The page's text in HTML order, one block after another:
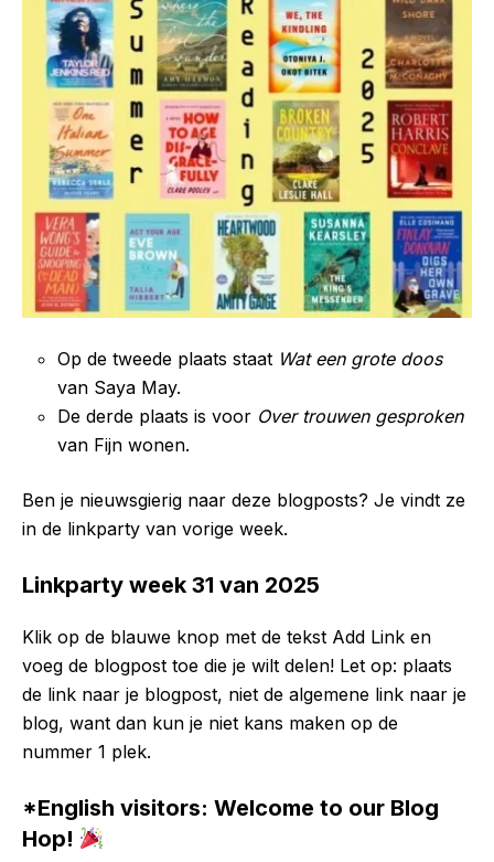
Op de tweede plaats staat Wat een grote doos
van Saya May.
De derde plaats is voor Over trouwen gesproken
van Fijn wonen.
Ben je nieuwsgierig naar deze blogposts? Je vindt ze
in de linkparty van vorige week.
Linkparty week 31 van 2025
Klik op de blauwe knop met de tekst Add Link en
voeg de blogpost toe die je wilt delen! Let op: plaats
de link naar je blogpost, niet de algemene link naar je
blog, want dan kun je niet kans maken op de
nummer 1 plek.
*English visitors: Welcome to our Blog
Hop!